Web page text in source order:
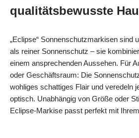
qualitätsbewusste
„Eclipse“ Sonnenschutzmarkisen sind
als reiner Sonnenschutz – sie
einem ansprechenden Aussehen. Für
oder Geschäftsraum: Die
wohliges schattiges Flair und veredeln
optisch. Unabhängig von Größe oder
Eclipse-Markise passt perfekt mit